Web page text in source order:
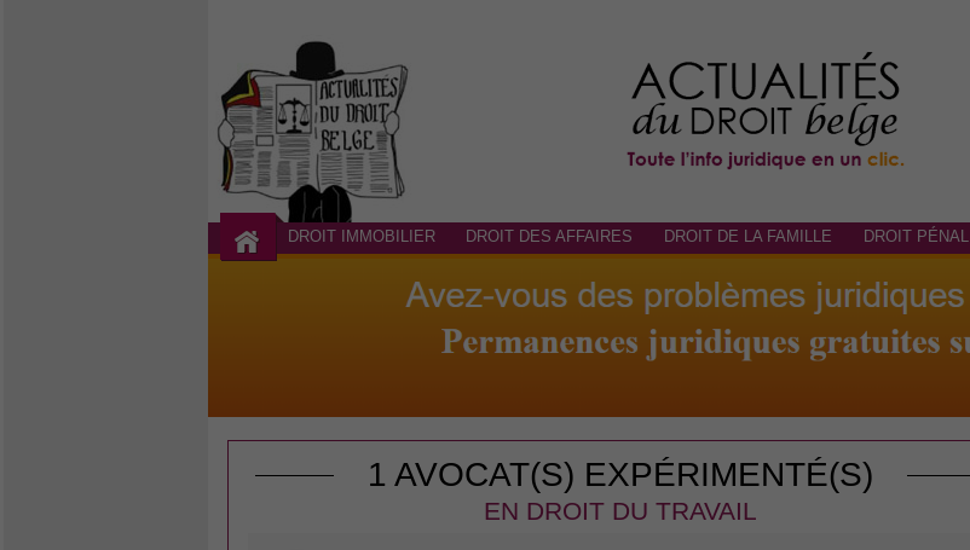
DROIT IMMOBILIER DROIT DES AFFAIRES DROIT DE LA FAMILLE DROIT PÉNAL
1 AVOCAT(S) EXPÉRIMENTÉ(S)
EN DROIT DU TRAVAIL